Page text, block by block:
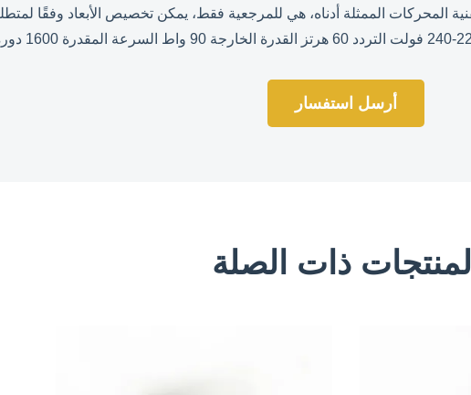
أرسل استفسار
المنتجات ذات الصلة